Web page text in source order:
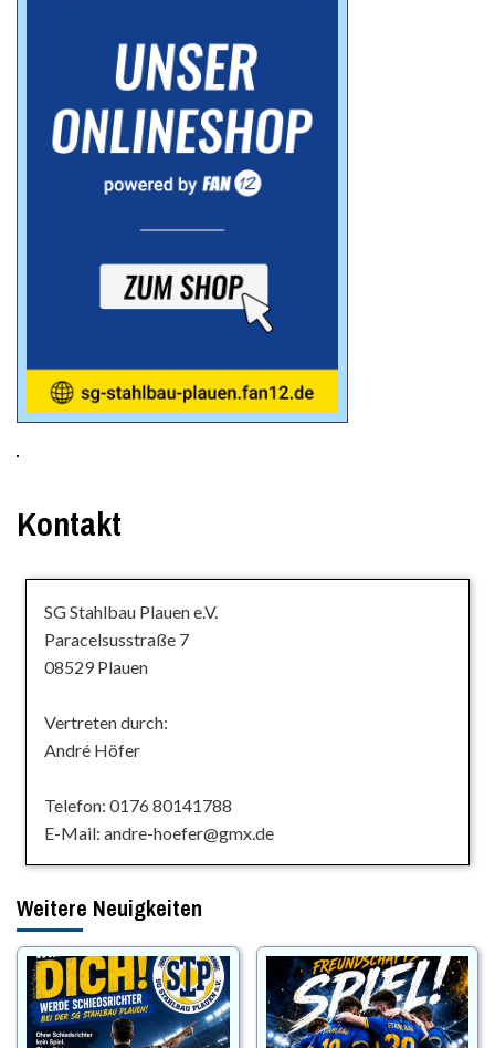
Kontakt
SG Stahlbau Plauen e.V.
Paracelsusstraße 7
08529 Plauen
Vertreten durch:
André Höfer
Telefon: 0176 80141788
E-Mail: andre-hoefer@gmx.de
Weitere Neuigkeiten